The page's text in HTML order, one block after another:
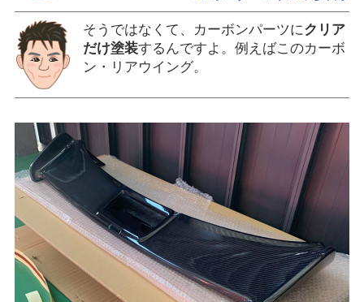
そうではなくて、カーボンパーツにクリア
だけ塗装するんですよ。例えばこのカーボ
ン・リアウイング。